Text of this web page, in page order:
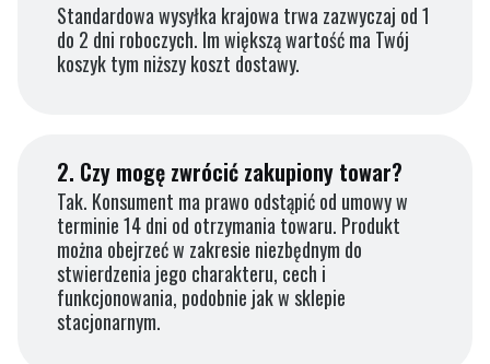
Standardowa wysyłka krajowa trwa zazwyczaj od 1
do 2 dni roboczych. Im większą wartość ma Twój
koszyk tym niższy koszt dostawy.
2. Czy mogę zwrócić zakupiony towar?
Tak. Konsument ma prawo odstąpić od umowy w
terminie 14 dni od otrzymania towaru. Produkt
można obejrzeć w zakresie niezbędnym do
stwierdzenia jego charakteru, cech i
funkcjonowania, podobnie jak w sklepie
stacjonarnym.